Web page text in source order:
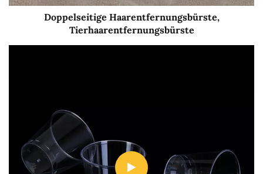
Doppelseitige Haarentfernungsbürste,
Tierhaarentfernungsbürste